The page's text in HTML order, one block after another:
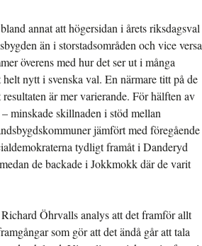
annat att högersidan i årets riksdagsval
än i storstadsområden och vice versa
överens med hur det ser ut i många
nytt i svenska val. En närmare titt på de
är mer varierande. För hälften av
minskade skillnaden i stöd mellan
jämfört med föregående
tydligt framåt i Danderyd
de backade i Jokkmokk där de varit
Öhrvalls analys att det framför allt
som gör att det ändå går att tala